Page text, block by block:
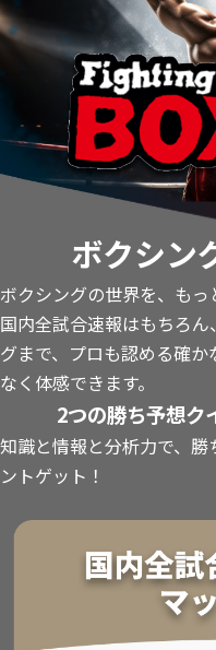
ボクシン
ボクシングの世界を、もっ
国内全試合速報はもちろ
グまで、プロも認める確
なく体感できます。
2つの勝ち予想ク
知識と情報と分析力で、
ントゲット！